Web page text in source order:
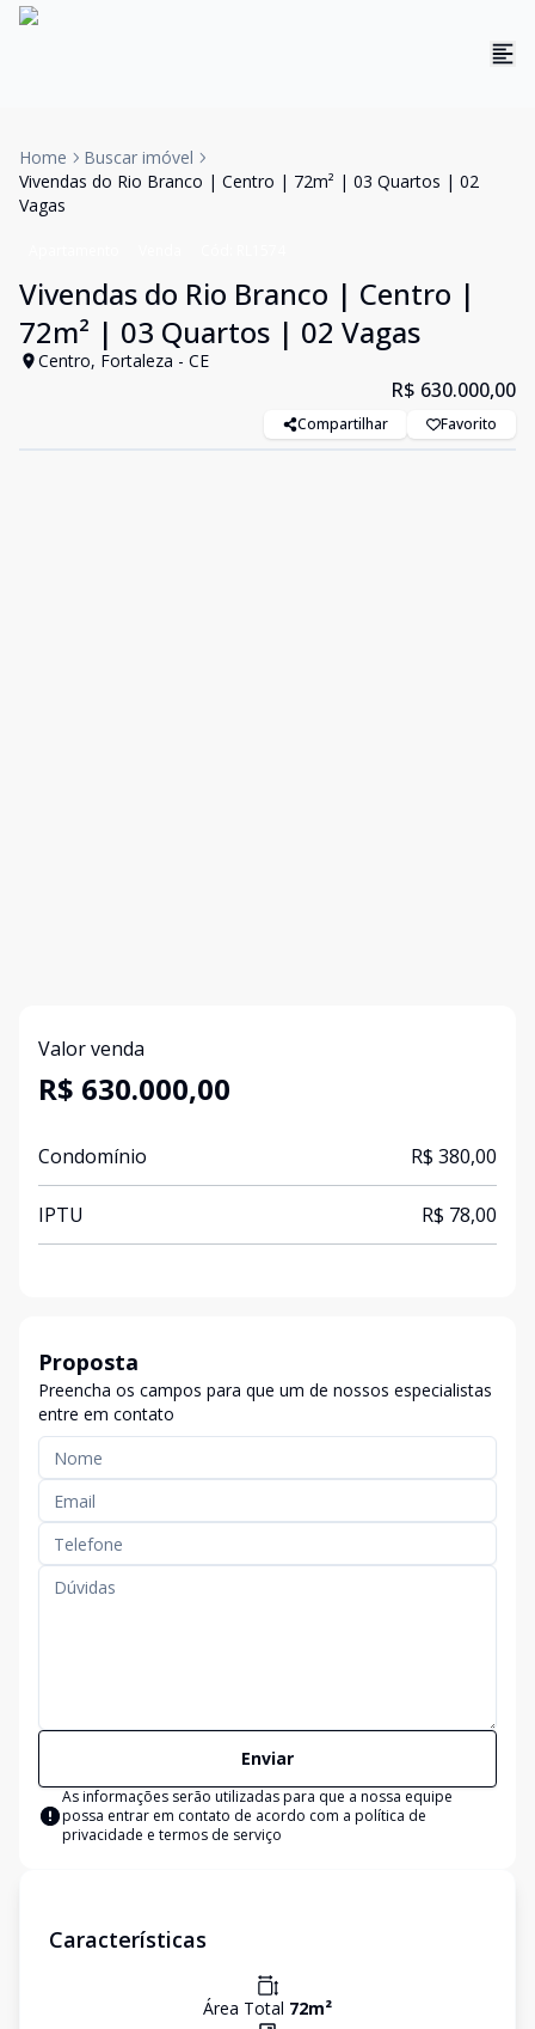
Home
Buscar imóvel
Vivendas do Rio Branco | Centro | 72m² | 03 Quartos | 02
Vagas
Vivendas do Rio Branco | Centro |
72m² | 03 Quartos | 02 Vagas
Centro, Fortaleza - CE
R$ 630.000,00
Compartilhar Favorito
Valor venda
R$ 630.000,00
Condomínio R$ 380,00
IPTU R$ 78,00
Proposta
Preencha os campos para que um de nossos especialistas
entre em contato
Enviar
As informações serão utilizadas para que a nossa equipe
possa entrar em contato de acordo com a política de
privacidade e termos de serviço
Características
Área Total 72m²